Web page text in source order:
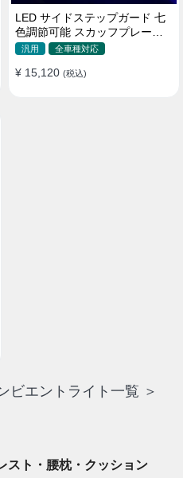
LED サイドステップガード 七
色調節可能 スカッフプレート
汎用 全車種対応
¥ 15,120 (税込)
ビエントライト一覧 ＞
スト・腰枕・クッション